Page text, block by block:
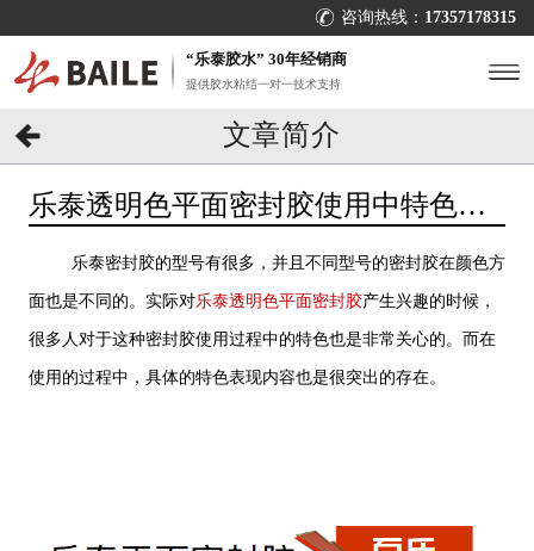
咨询热线： 17357178315
“乐泰胶水” 30年经销商
提供胶水粘结一对一技术支持
文章简介
乐泰透明色平面密封胶使用中特色是
乐泰密封胶的型号有很多，并且不同型号的密封胶在颜色方
面也是不同的。实际对乐泰透明色平面密封胶产生兴趣的时候，
很多人对于这种密封胶使用过程中的特色也是非常关心的。而在
使用的过程中，具体的特色表现内容也是很突出的存在。